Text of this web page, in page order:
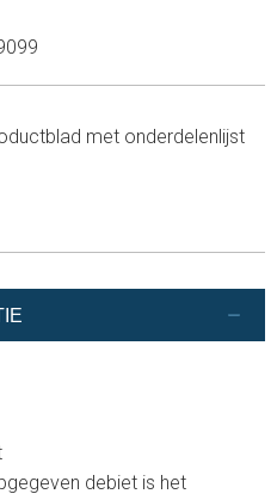
met onderdelenlijst
debiet is het